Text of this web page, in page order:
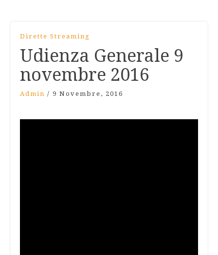
Dirette Streaming
Udienza Generale 9
novembre 2016
Admin / 9 Novembre, 2016